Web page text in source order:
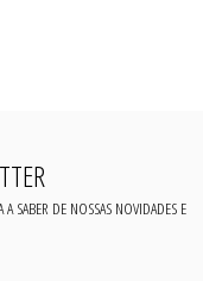
A SABER DE NOSSAS NOVIDADES E